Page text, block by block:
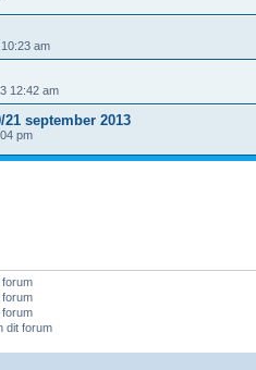
am
12:42 am
september 2013
pm
forum
forum
forum
dit forum